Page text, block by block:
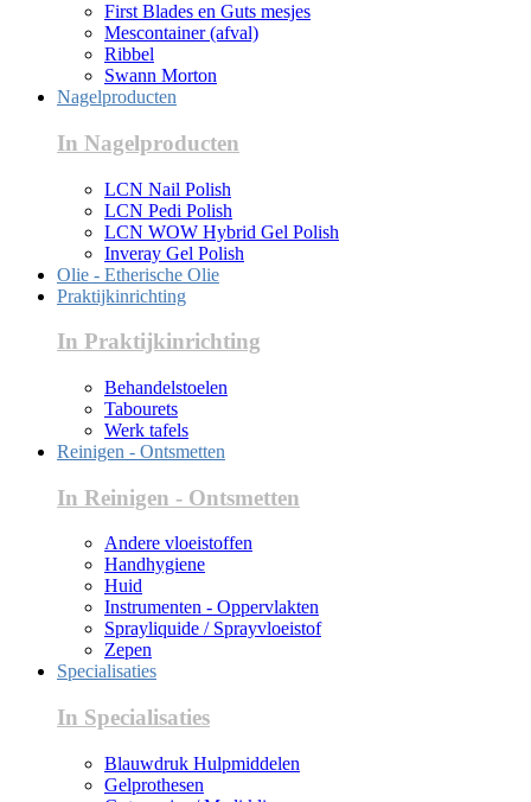
First Blades en Guts mesjes
Mescontainer (afval)
Ribbel
Swann Morton
Nagelproducten
In Nagelproducten
LCN Nail Polish
LCN Pedi Polish
LCN WOW Hybrid Gel Polish
Inveray Gel Polish
Olie - Etherische Olie
Praktijkinrichting
In Praktijkinrichting
Behandelstoelen
Tabourets
Werk tafels
Reinigen - Ontsmetten
In Reinigen - Ontsmetten
Andere vloeistoffen
Handhygiene
Huid
Instrumenten - Oppervlakten
Sprayliquide / Sprayvloeistof
Zepen
Specialisaties
In Specialisaties
Blauwdruk Hulpmiddelen
Gelprothesen